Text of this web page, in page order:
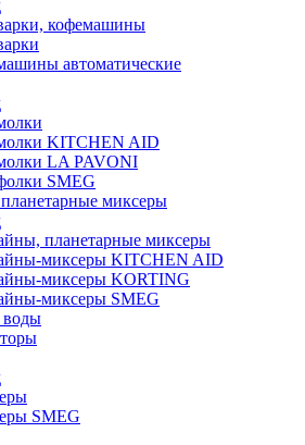
кофемашины
автоматические
KITCHEN AID
LA PAVONI
SMEG
миксеры
планетарные миксеры
миксеры KITCHEN AID
миксеры KORTING
миксеры SMEG
воды
SMEG